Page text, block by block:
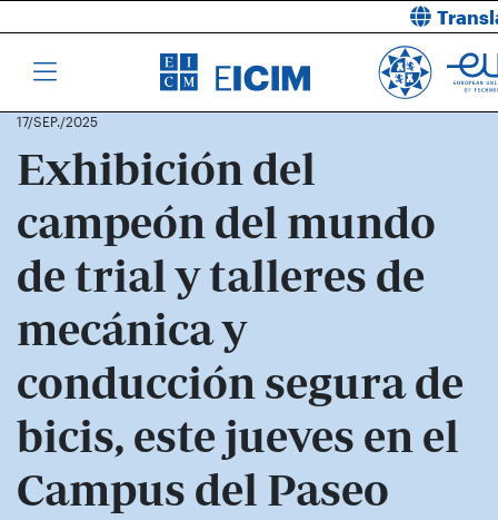
17/SEP./2025
Exhibición del
campeón del mundo
de trial y talleres de
mecánica y
conducción segura de
bicis, este jueves en el
Campus del Paseo